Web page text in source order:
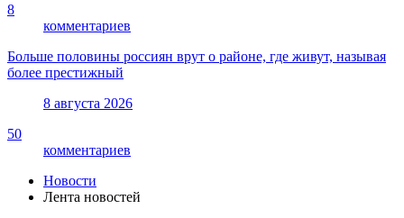
8
комментариев
Больше половины россиян врут о районе, где живут, называя
более престижный
8 августа 2026
50
комментариев
Новости
Лента новостей